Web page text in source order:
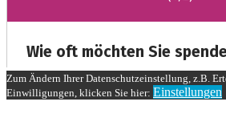
Zum Ändern Ihrer Datenschutzeinstellung, z.B.
Einwilligungen, klicken Sie hier: Einstellungen